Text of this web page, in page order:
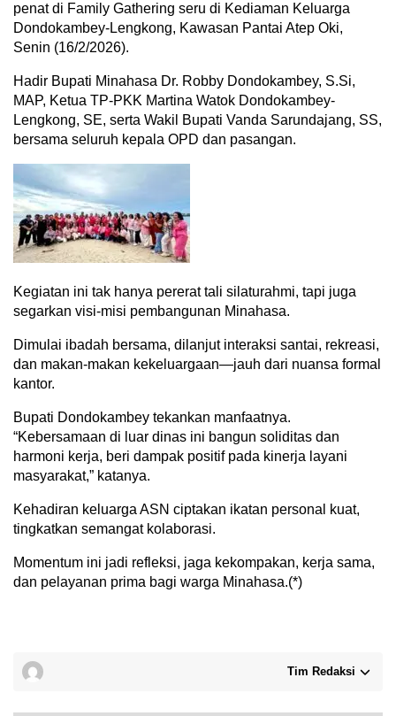
penat di Family Gathering seru di Kediaman Keluarga
Dondokambey-Lengkong, Kawasan Pantai Atep Oki,
Senin (16/2/2026).
Hadir Bupati Minahasa Dr. Robby Dondokambey, S.Si,
MAP, Ketua TP-PKK Martina Watok Dondokambey-
Lengkong, SE, serta Wakil Bupati Vanda Sarundajang, SS,
bersama seluruh kepala OPD dan pasangan.
Kegiatan ini tak hanya pererat tali silaturahmi, tapi juga
segarkan visi-misi pembangunan Minahasa.
Dimulai ibadah bersama, dilanjut interaksi santai, rekreasi,
dan makan-makan kekeluargaan—jauh dari nuansa formal
kantor.
Bupati Dondokambey tekankan manfaatnya.
“Kebersamaan di luar dinas ini bangun soliditas dan
harmoni kerja, beri dampak positif pada kinerja layani
masyarakat,” katanya.
Kehadiran keluarga ASN ciptakan ikatan personal kuat,
tingkatkan semangat kolaborasi.
Momentum ini jadi refleksi, jaga kekompakan, kerja sama,
dan pelayanan prima bagi warga Minahasa.(*)
Tim Redaksi